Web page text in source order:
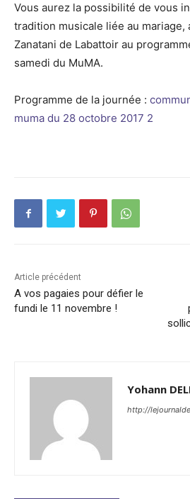
Vous aurez la possibilité de vous
tradition musicale liée au mariage,
Zanatani de Labattoir au
samedi du MuMA.
Programme de la journée :
muma du 28 octobre 2017 2
Article précédent
A vos pagaies pour défier le
fundi le 11 novembre !
Yohann
http://